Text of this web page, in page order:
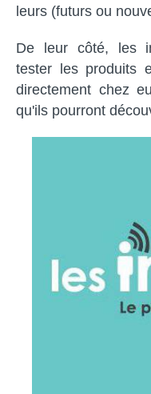
leurs (futurs ou
De leur côté, les
tester les produits
directement chez
qu'ils pourront